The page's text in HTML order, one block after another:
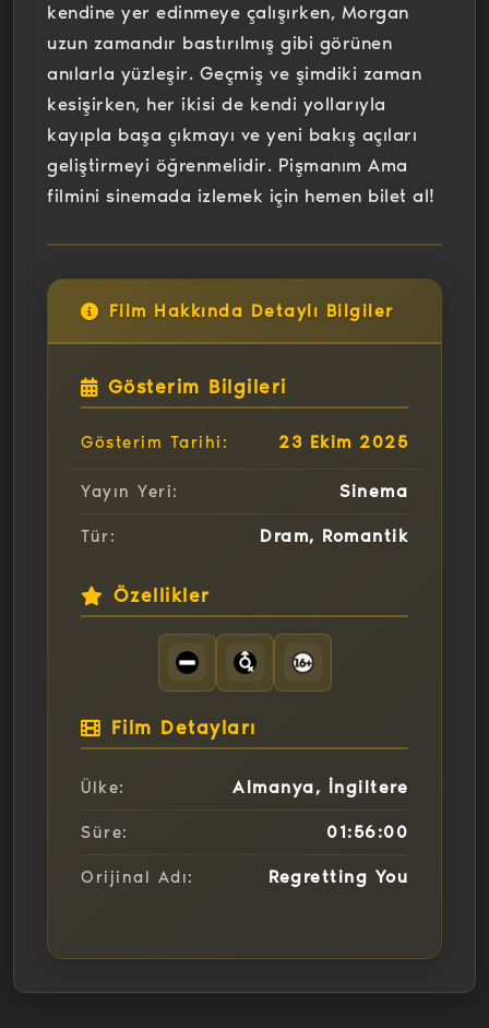
kendine yer edinmeye çalışırken, Morgan
uzun zamandır bastırılmış gibi görünen
anılarla yüzleşir. Geçmiş ve şimdiki zaman
kesişirken, her ikisi de kendi yollarıyla
kayıpla başa çıkmayı ve yeni bakış açıları
geliştirmeyi öğrenmelidir. Pişmanım Ama
filmini sinemada izlemek için hemen bilet al!
Film Hakkında Detaylı Bilgiler
Gösterim Bilgileri
Gösterim Tarihi: 23 Ekim 2025
Yayın Yeri: Sinema
Tür: Dram, Romantik
Özellikler
Film Detayları
Ülke: Almanya, İngiltere
Süre: 01:56:00
Orijinal Adı: Regretting You